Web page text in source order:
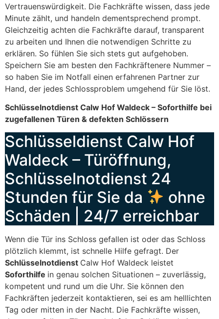
Vertrauenswürdigkeit. Die Fachkräfte wissen, dass jede
Minute zählt, und handeln dementsprechend prompt.
Gleichzeitig achten die Fachkräfte darauf, transparent
zu arbeiten und Ihnen die notwendigen Schritte zu
erklären. So fühlen Sie sich stets gut aufgehoben.
Speichern Sie am besten den Fachkräftenere Nummer –
so haben Sie im Notfall einen erfahrenen Partner zur
Hand, der jedes Schlossproblem umgehend für Sie löst.
Schlüsselnotdienst Calw Hof Waldeck – Soforthilfe bei
zugefallenen Türen & defekten Schlössern
Schlüsseldienst Calw Hof
Waldeck – Türöffnung,
Schlüsselnotdienst 24
Stunden für Sie da
ohne
Schäden | 24/7 erreichbar
Wenn die Tür ins Schloss gefallen ist oder das Schloss
plötzlich klemmt, ist schnelle Hilfe gefragt. Der
Schlüsselnotdienst Calw Hof Waldeck leistet
Soforthilfe in genau solchen Situationen – zuverlässig,
kompetent und rund um die Uhr. Sie können den
Fachkräften jederzeit kontaktieren, sei es am helllichten
Tag oder mitten in der Nacht. Die Fachkräfte wissen,